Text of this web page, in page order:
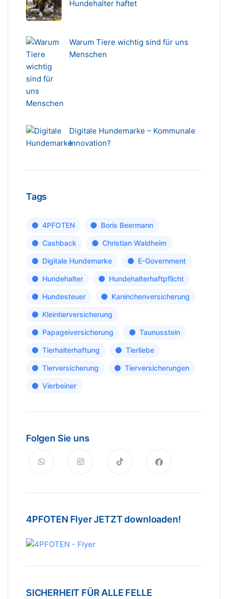
Hundehalter haftet
Warum Tiere wichtig sind für uns
Menschen
Digitale Hundemarke – Kommunale
Innovation?
Tags
4PFOTEN Boris Beermann
Cashback Christian Waldheim
Digitale Hundemarke E-Government
Hundehalter Hundehalterhaftpflicht
Hundesteuer Kaninchenversicherung
Kleintierversicherung
Papageiversicherung Taunusstein
Tierhalterhaftung Tierliebe
Tierversicherung Tierversicherungen
Vierbeiner
Folgen Sie uns
4PFOTEN Flyer JETZT downloaden!
SICHERHEIT FÜR ALLE FELLE